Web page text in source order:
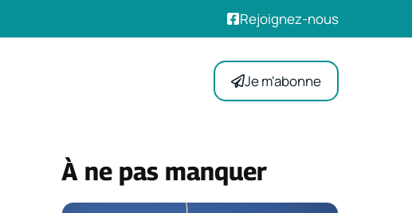
Rejoignez-nous
Je m'abonne
À ne pas manquer